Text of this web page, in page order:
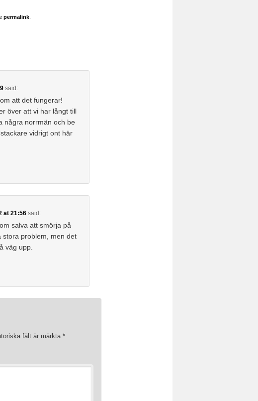
permalink
said:
att det fungerar!
över att vi har långt till
några norrmän och be
vidrigt ont här
at 21:56 said:
salva att smörja på
stora problem, men det
väg upp.
fält är märkta *